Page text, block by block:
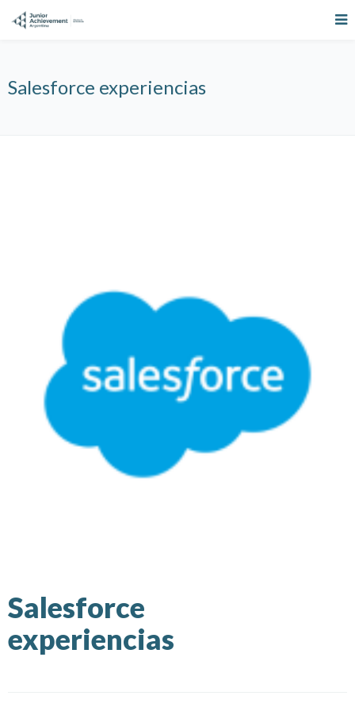
Salesforce experiencias
Salesforce
experiencias